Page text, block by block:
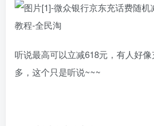
听说最高可以立减618元，有人好像
多，这个只是听说~~~